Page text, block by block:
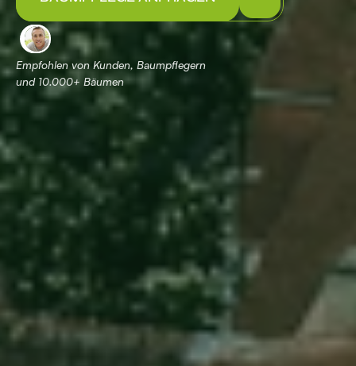
Empfohlen von Kunden, Baumpflegern
und 10.000+ Bäumen